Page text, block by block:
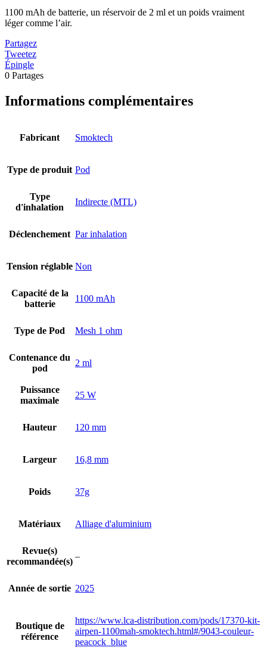
1100 mAh de batterie, un réservoir de 2 ml et un poids vraiment
léger comme l’air.
Partagez
Tweetez
Épingle
0 Partages
Informations complémentaires
Fabricant Smoktech
Type de produit Pod
Type
d'inhalation
Indirecte (MTL)
Déclenchement Par inhalation
Tension réglable Non
Capacité de la
batterie
1100 mAh
Type de Pod Mesh 1 ohm
Contenance du
pod
2 ml
Puissance
maximale
25 W
Hauteur 120 mm
Largeur 16,8 mm
Poids 37g
Matériaux Alliage d'aluminium
Revue(s)
recommandée(s)
–
Année de sortie 2025
Boutique de
référence
https://www.lca-distribution.com/pods/17370-kit-
airpen-1100mah-smoktech.html#/9043-couleur-
peacock_blue